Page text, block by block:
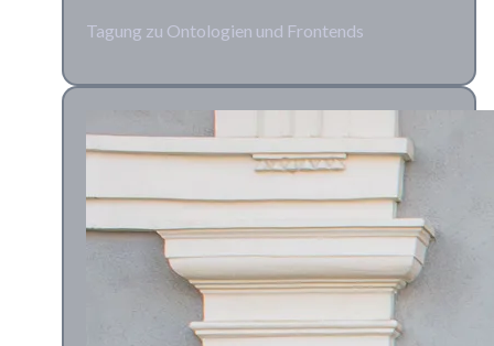
Tagung zu Ontologien und Frontends